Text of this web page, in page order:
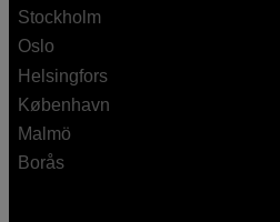
Stockholm
Oslo
Helsingfors
København
Malmö
Borås